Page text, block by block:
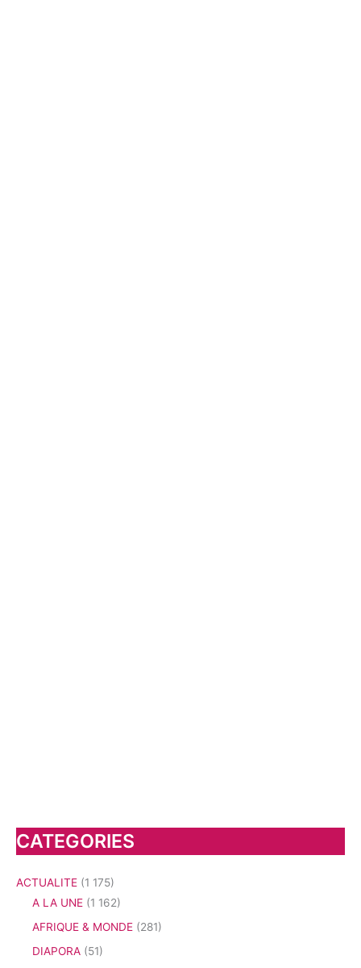
CATEGORIES
ACTUALITE (1 175)
A LA UNE (1 162)
AFRIQUE & MONDE (281)
DIAPORA (51)